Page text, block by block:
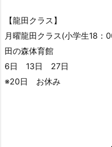
【龍田クラス】
月曜龍田クラス(小学生18
田の森体育館
6日 13日 27日
※20日 お休み